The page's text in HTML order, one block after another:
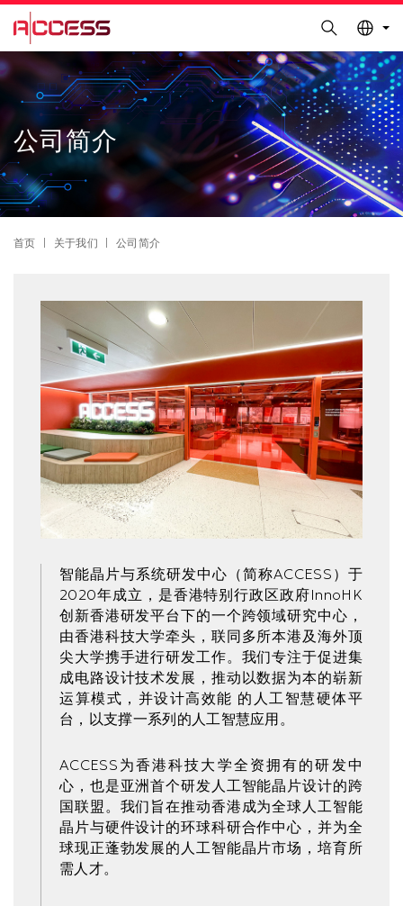
Skip
to
main
content
生活@科大
图书馆
校园地图及指南
工作@科大
教授简录
认识科大
Sections
公司简介
Breadcrumb
首页 关于我们 公司简介
Text
Area
智能晶片与系统研发中心（简称ACCESS）于
2020年成立，是香港特别行政区政府InnoHK
创新香港研发平台下的一个跨领域研究中心，
由香港科技大学牵头，联同多所本港及海外顶
尖大学携手进行研发工作。我们专注于促进集
成电路设计技术发展，推动以数据为本的崭新
运算模式，并设计高效能 的人工智慧硬体平
台，以支撑一系列的人工智慧应用。
ACCESS为香港科技大学全资拥有的研发中
心，也是亚洲首个研发人工智能晶片设计的跨
国联盟。我们旨在推动香港成为全球人工智能
晶片与硬件设计的环球科研合作中心，并为全
球现正蓬勃发展的人工智能晶片市场，培育所
需人才。